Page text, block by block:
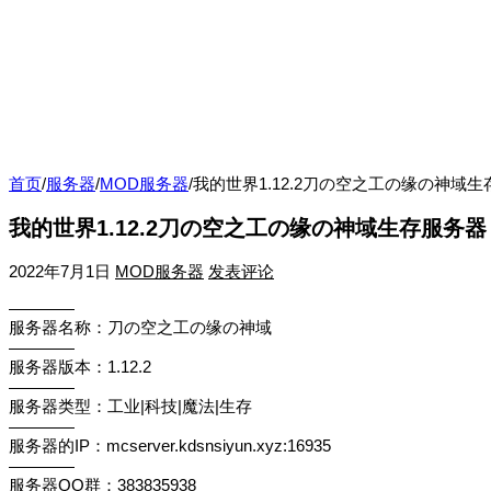
首页/服务器/MOD服务器/我的世界1.12.2刀の空之工の缘の神域生
我的世界1.12.2刀の空之工の缘の神域生存服务器
2022年7月1日 MOD服务器 发表评论
————
服务器名称：刀の空之工の缘の神域
————
服务器版本：1.12.2
————
服务器类型：工业|科技|魔法|生存
————
服务器的IP：mcserver.kdsnsiyun.xyz:16935
————
服务器QQ群：383835938